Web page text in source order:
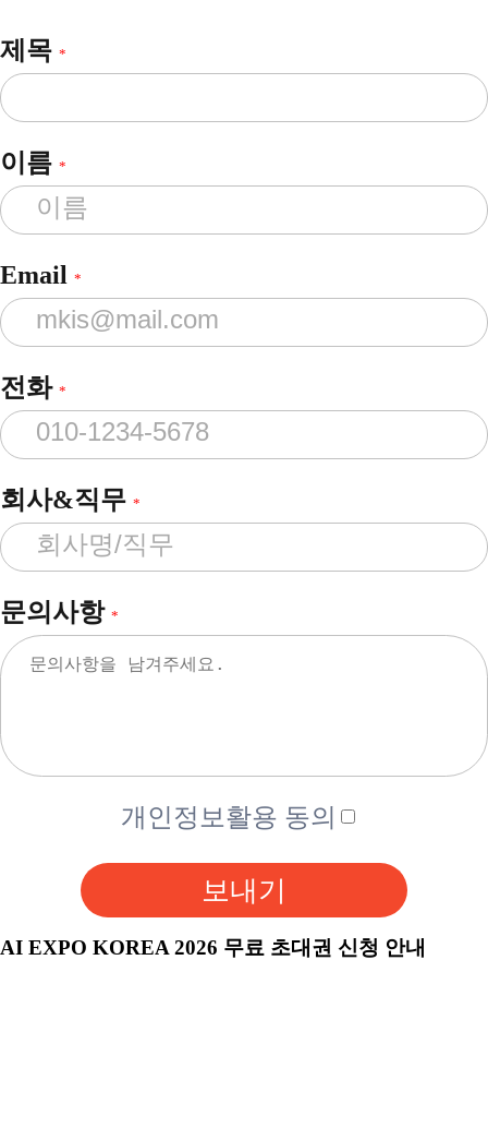
제목 *
이름 *
Email *
전화 *
회사&직무 *
문의사항 *
개인정보활용 동의
보내기
AI EXPO KOREA 2026 무료 초대권 신청 안내